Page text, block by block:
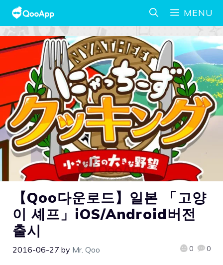
MENU
【Qoo다운로드】일본 「고양
이 셰프」iOS/Android버전
출시
2016-06-27 by Mr. Qoo 0 0